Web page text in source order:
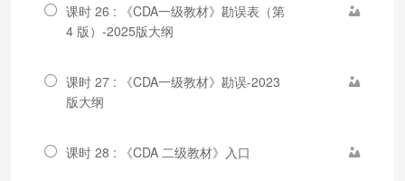
课时 26 : 《CDA一级教材》勘误表（第
4 版）-2025版大纲
课时 27 : 《CDA一级教材》勘误-2023
版大纲
课时 28 : 《CDA 二级教材》入口